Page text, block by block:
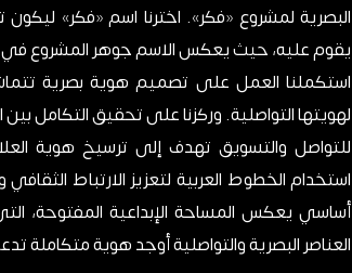
البصرية لمشروع «فكر». اخترنا اسم «فكر»
يقوم عليه، حيث يعكس الاسم جوهر المشروع في
استكملنا العمل على تصميم هوية بصرية
لهويتها التواصلية. وركزنا على تحقيق التكامل
للتواصل والتسويق تهدف إلى ترسيخ هوية
استخدام الخطوط العربية لتعزيز الارتباط
أساسي يعكس المساحة الإبداعية المفتوحة،
العناصر البصرية والتواصلية أوجد هوية متكاملة